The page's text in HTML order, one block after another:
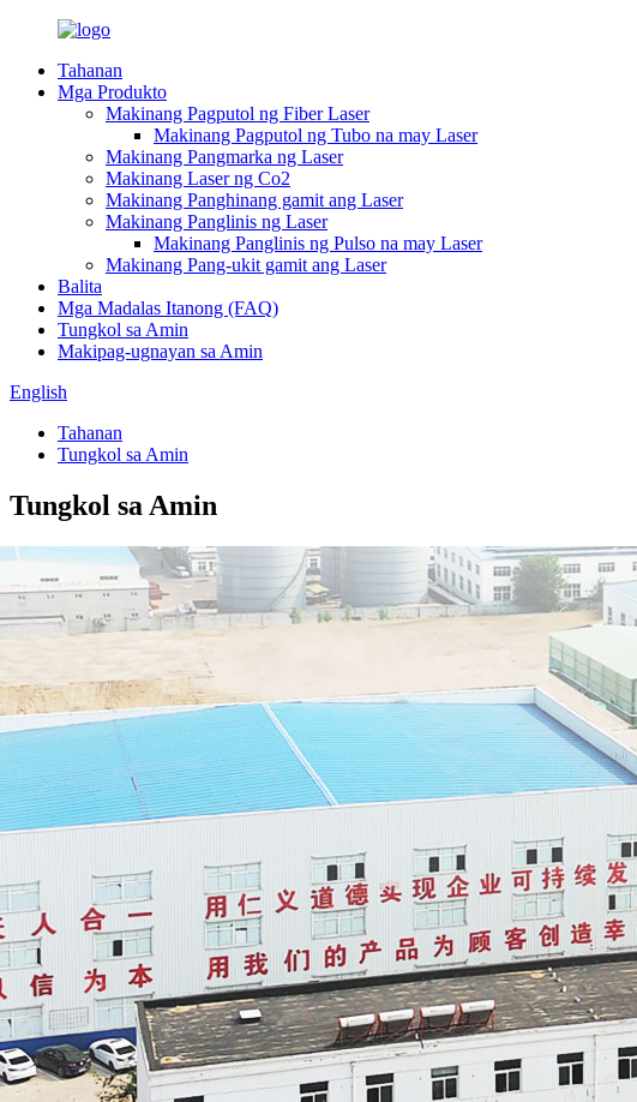
Tahanan
Mga Produkto
Makinang Pagputol ng Fiber Laser
Makinang Pagputol ng Tubo na may Laser
Makinang Pangmarka ng Laser
Makinang Laser ng Co2
Makinang Panghinang gamit ang Laser
Makinang Panglinis ng Laser
Makinang Panglinis ng Pulso na may Laser
Makinang Pang-ukit gamit ang Laser
Balita
Mga Madalas Itanong (FAQ)
Tungkol sa Amin
Makipag-ugnayan sa Amin
English
Tahanan
Tungkol sa Amin
Tungkol sa Amin